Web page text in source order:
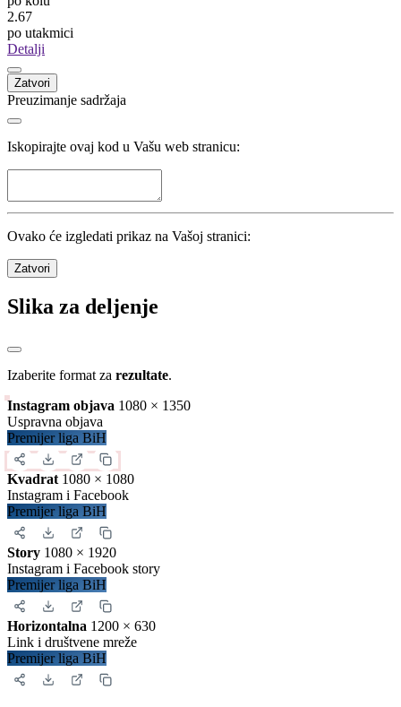
Nardin Mulahusejnović
Zrinjski
Mostar
14
Sarajevo
Kola
Utakmice
198/198
Domaćin
Gost
16
po kolu
po utakmici
Detalji
Zatvori
Preuzimanje sadržaja
Iskopirajte ovaj kod u Vašu web stranicu:
Ovako će izgledati prikaz na Vašoj stranici:
Zatvori
Slika za deljenje